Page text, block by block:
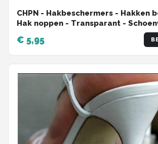
CHPN - Hakbeschermers - Hakken
Hak noppen - Transparant -
€ 5,95